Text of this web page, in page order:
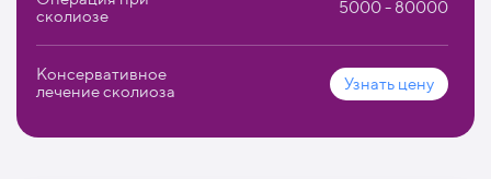
сколиозе
5000 - 80000
Консервативное
лечение сколиоза
Узнать цену